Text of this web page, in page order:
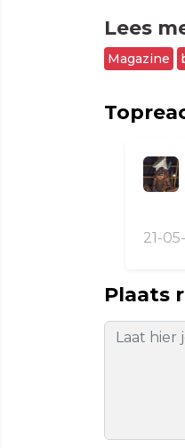
Lees
Magazine
21-
Plaats